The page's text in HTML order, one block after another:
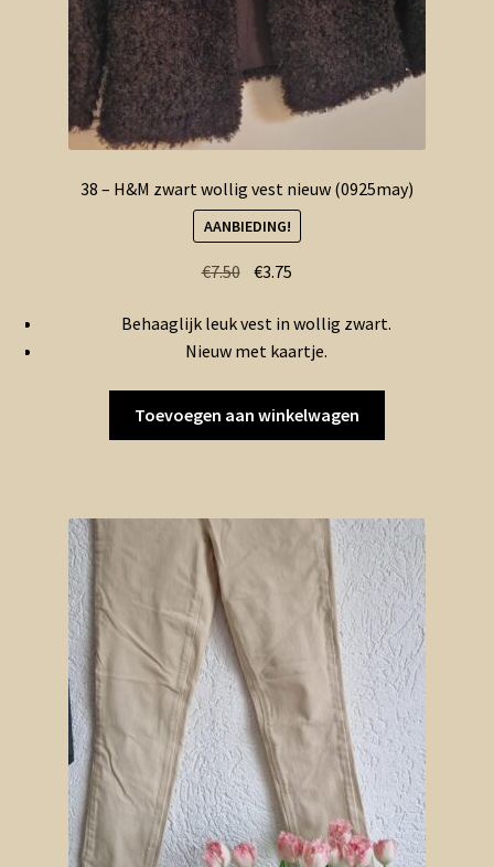
38 – H&M zwart wollig vest nieuw (0925may)
AANBIEDING!
€7.50 Oorspronkelijke
was:
€7.50.
€3.75
is:
€3.75.
Behaaglijk leuk vest in wollig zwart.
Nieuw met kaartje.
Toevoegen aan winkelwagen